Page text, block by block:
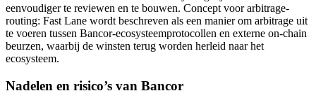
eenvoudiger te reviewen en te bouwen. Concept voor arbitrage-
routing: Fast Lane wordt beschreven als een manier om arbitrage uit
te voeren tussen Bancor-ecosysteemprotocollen en externe on-chain
beurzen, waarbij de winsten terug worden herleid naar het
ecosysteem.
Nadelen en risico’s van Bancor